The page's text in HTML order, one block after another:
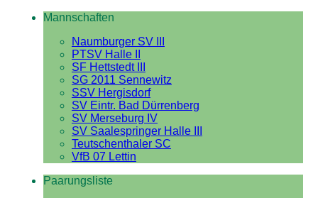
Mannschaften
Naumburger SV III
PTSV Halle II
SF Hettstedt III
SG 2011 Sennewitz
SSV Hergisdorf
SV Eintr. Bad Dürrenberg
SV Merseburg IV
SV Saalespringer Halle III
Teutschenthaler SC
VfB 07 Lettin
Paarungsliste